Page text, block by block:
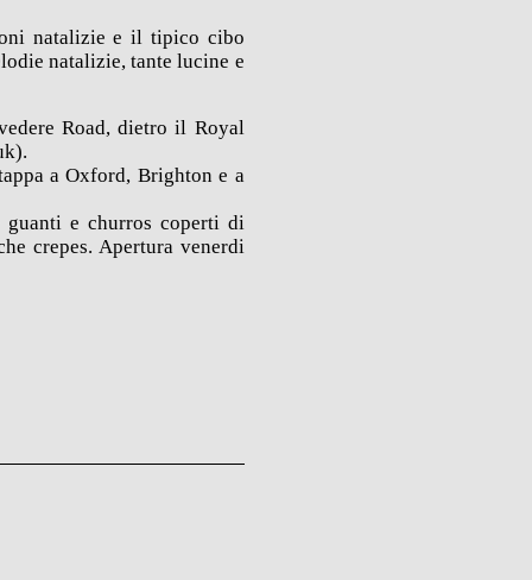
natalizie e il tipico cibo
natalizie, tante lucine e
Road, dietro il Royal
a Oxford, Brighton e a
guanti e churros coperti di
crepes. Apertura venerdi